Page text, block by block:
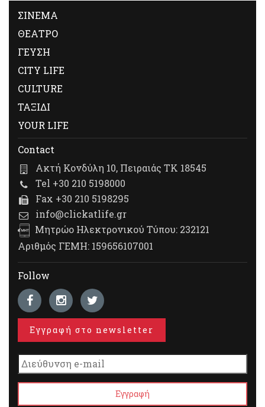
ΣΙΝΕΜΑ
ΘΕΑΤΡΟ
ΓΕΥΣΗ
CITY LIFE
CULTURE
ΤΑΞΙΔΙ
YOUR LIFE
Contact
Ακτή Κονδύλη 10, Πειραιάς ΤΚ 18545
Tel +30 210 5198000
Fax +30 210 5198295
info@clickatlife.gr
Μητρώο Ηλεκτρονικού Τύπου: 232121
Αριθμός ΓΕΜΗ: 159656107001
Follow
Εγγραφή στο newsletter